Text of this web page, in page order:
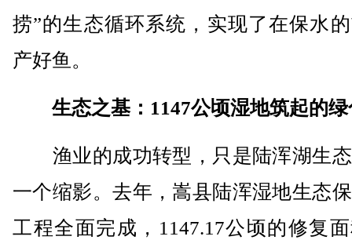
捞”的生态循环系统，实现了在保水
产好鱼。
生态之基：1147公顷湿地筑起的绿
渔业的成功转型，只是陆浑湖生
一个缩影。去年，嵩县陆浑湿地生态
工程全面完成，1147.17公顷的修复